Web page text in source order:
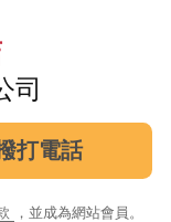
司
打電話
，並成為網站會員。